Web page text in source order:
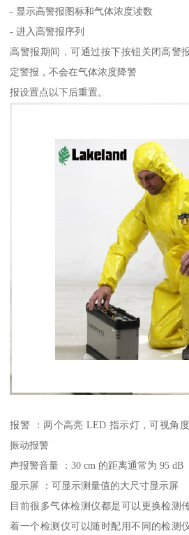
- 显示高警报图标和气体浓度读数
- 进入高警报序列
高警报期间，可通过按下按钮关闭高警
定警报，不会在气体浓度降警
报设置点以下后重置。
报警 ：两个高亮 LED 指示灯，可视角
振动报警
声报警音量 ：30 cm 的距离通常为 95 dB
显示屏 ：可显示测量值的大尺寸显示屏
目前很多气体检测仪都是可以更换检测
着一个检测仪可以随时配用不同的检测